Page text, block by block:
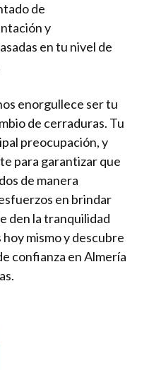
de
y
en tu nivel de
enorgullece ser tu
de cerraduras. Tu
preocupación, y
para garantizar que
de manera
en brindar
den la tranquilidad
mismo y descubre
confianza en Almería